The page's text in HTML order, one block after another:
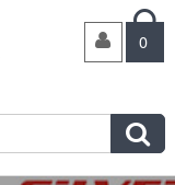

0
